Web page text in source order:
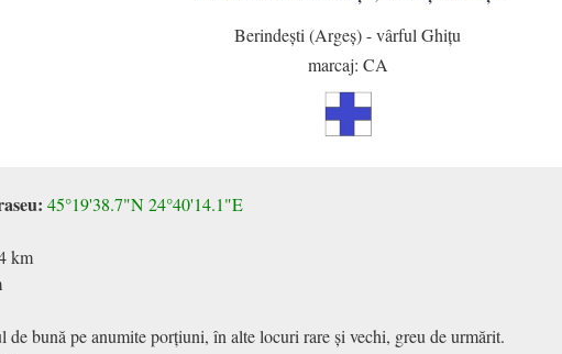
Berindești (Argeș) - vârful Ghițu
marcaj: CA
45°19'38.7"N 24°40'14.1"E
km
de bună pe anumite porțiuni, în alte locuri rare și vechi, greu de urmărit.